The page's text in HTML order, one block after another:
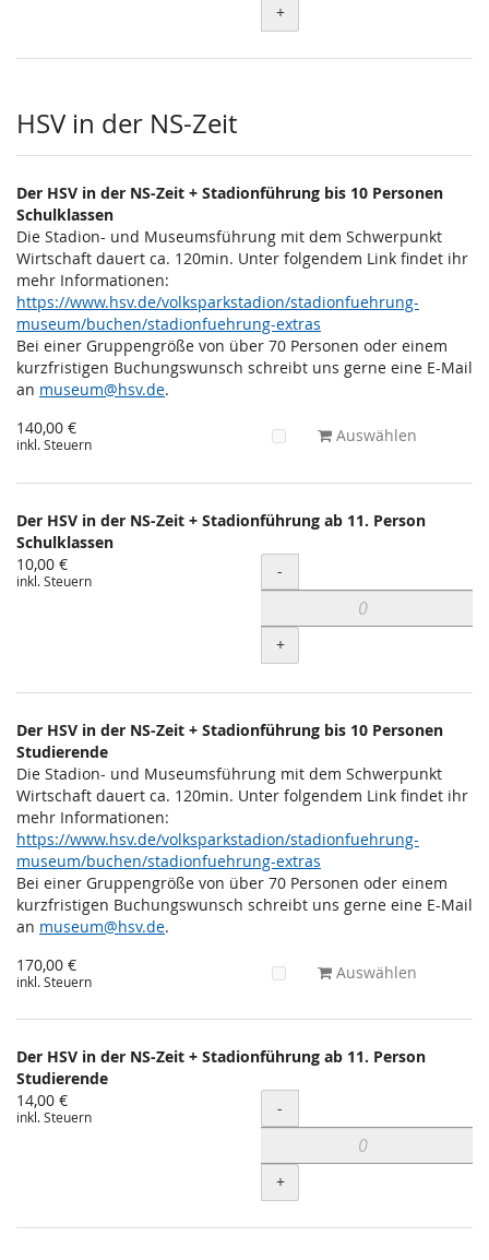
+
HSV in der NS-Zeit
Der HSV in der NS-Zeit + Stadionführung bis 10 Personen
Schulklassen
Die Stadion- und Museumsführung mit dem Schwerpunkt
Wirtschaft dauert ca. 120min. Unter folgendem Link findet ihr
mehr Informationen:
https://www.hsv.de/volksparkstadion/stadionfuehrung-
museum/buchen/stadionfuehrung-extras
Bei einer Gruppengröße von über 70 Personen oder einem
kurzfristigen Buchungswunsch schreibt uns gerne eine E-Mail
an museum@hsv.de.
140,00 €
inkl. Steuern Auswählen
Der HSV in der NS-Zeit + Stadionführung ab 11. Person
Schulklassen
10,00 €
inkl. Steuern Menge
-
+
Der HSV in der NS-Zeit + Stadionführung bis 10 Personen
Studierende
Die Stadion- und Museumsführung mit dem Schwerpunkt
Wirtschaft dauert ca. 120min. Unter folgendem Link findet ihr
mehr Informationen:
https://www.hsv.de/volksparkstadion/stadionfuehrung-
museum/buchen/stadionfuehrung-extras
Bei einer Gruppengröße von über 70 Personen oder einem
kurzfristigen Buchungswunsch schreibt uns gerne eine E-Mail
an museum@hsv.de.
170,00 €
inkl. Steuern Auswählen
Der HSV in der NS-Zeit + Stadionführung ab 11. Person
Studierende
14,00 €
inkl. Steuern Menge
-
+